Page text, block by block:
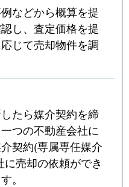
などから概算を提
し、査定価格を提
じて売却物件を調
たら媒介契約を締
つの不動産会社に
契約(専属専任媒介
売却の依頼ができ
。